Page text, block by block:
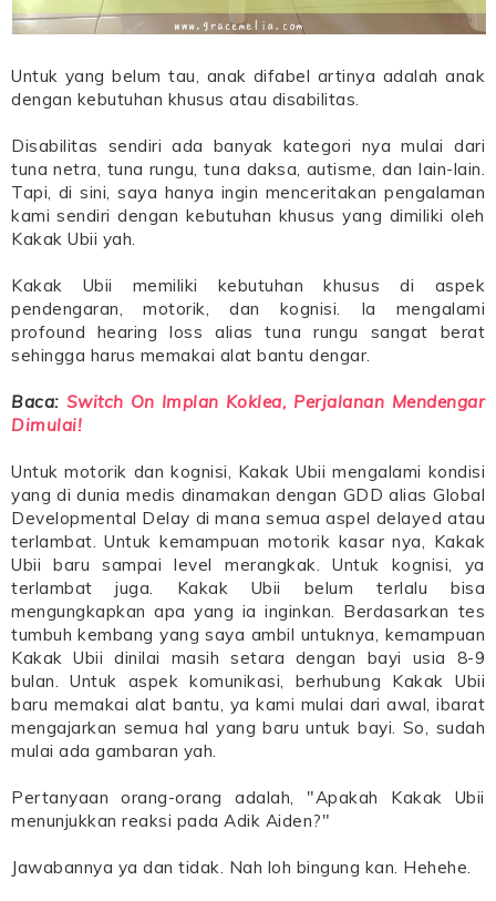
Untuk yang belum tau, anak difabel artinya adalah anak
dengan kebutuhan khusus atau disabilitas.
Disabilitas sendiri ada banyak kategori nya mulai dari
tuna netra, tuna rungu, tuna daksa, autisme, dan lain-lain.
Tapi, di sini, saya hanya ingin menceritakan pengalaman
kami sendiri dengan kebutuhan khusus yang dimiliki oleh
Kakak Ubii yah.
Kakak Ubii memiliki kebutuhan khusus di aspek
pendengaran, motorik, dan kognisi. Ia mengalami
profound hearing loss alias tuna rungu sangat berat
sehingga harus memakai alat bantu dengar.
Baca: Switch On Implan Koklea, Perjalanan Mendengar
Dimulai!
Untuk motorik dan kognisi, Kakak Ubii mengalami kondisi
yang di dunia medis dinamakan dengan GDD alias Global
Developmental Delay di mana semua aspel delayed atau
terlambat. Untuk kemampuan motorik kasar nya, Kakak
Ubii baru sampai level merangkak. Untuk kognisi, ya
terlambat juga. Kakak Ubii belum terlalu bisa
mengungkapkan apa yang ia inginkan. Berdasarkan tes
tumbuh kembang yang saya ambil untuknya, kemampuan
Kakak Ubii dinilai masih setara dengan bayi usia 8-9
bulan. Untuk aspek komunikasi, berhubung Kakak Ubii
baru memakai alat bantu, ya kami mulai dari awal, ibarat
mengajarkan semua hal yang baru untuk bayi. So, sudah
mulai ada gambaran yah.
Pertanyaan orang-orang adalah, "Apakah Kakak Ubii
menunjukkan reaksi pada Adik Aiden?"
Jawabannya ya dan tidak. Nah loh bingung kan. Hehehe.